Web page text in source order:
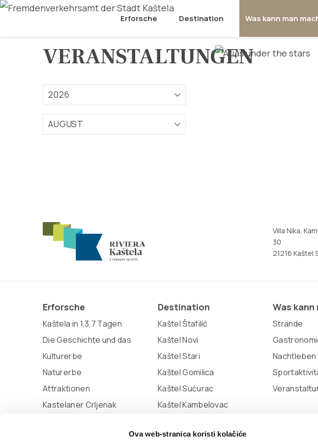
Ova web-stranica koristi kolačiće
Erforsche Destination Was kann man
VERANSTALTUNGEN
2026
AUGUST
Villa Nika,
30
21216 Kaštel
Erforsche
Kaštela in 1,3,7 Tagen
Die Geschichte und das
Kulturerbe
Naturerbe
Attraktionen
Kastelaner Crljenak
Destination
Kaštel Štafilić
Kaštel Novi
Kaštel Stari
Kaštel Gomilica
Kaštel Sućurac
Kaštel Kambelovac
Was kann
Strände
Nachtleben